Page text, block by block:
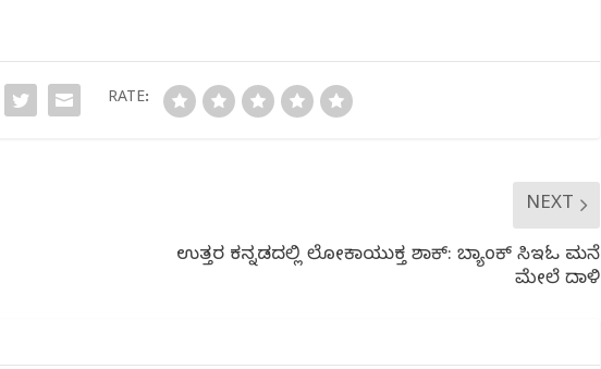
RATE:
NEXT
ಉತ್ತರ ಕನ್ನಡದಲ್ಲಿ ಲೋಕಾಯುಕ್ತ ಶಾಕ್: ಬ್ಯಾಂಕ್ ಸಿಇಓ ಮನೆ
ಮೇಲೆ ದಾಳಿ